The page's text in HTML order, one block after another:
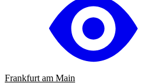
Frankfurt am Main